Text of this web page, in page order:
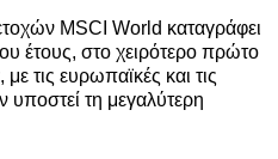
ΜSCI World καταγράφει
έτους, στο χειρότερο πρώτο
τις ευρωπαϊκές και τις
υποστεί τη μεγαλύτερη